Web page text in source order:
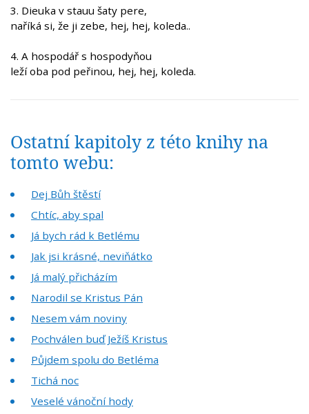
3. Dieuka v stauu šaty pere,
naříká si, že ji zebe, hej, hej, koleda..
4. A hospodář s hospodyňou
leží oba pod peřinou, hej, hej, koleda.
Ostatní kapitoly z této knihy na
tomto webu:
Dej Bůh štěstí
Chtíc, aby spal
Já bych rád k Betlému
Jak jsi krásné, neviňátko
Já malý přicházím
Narodil se Kristus Pán
Nesem vám noviny
Pochválen buď Ježíš Kristus
Půjdem spolu do Betléma
Tichá noc
Veselé vánoční hody